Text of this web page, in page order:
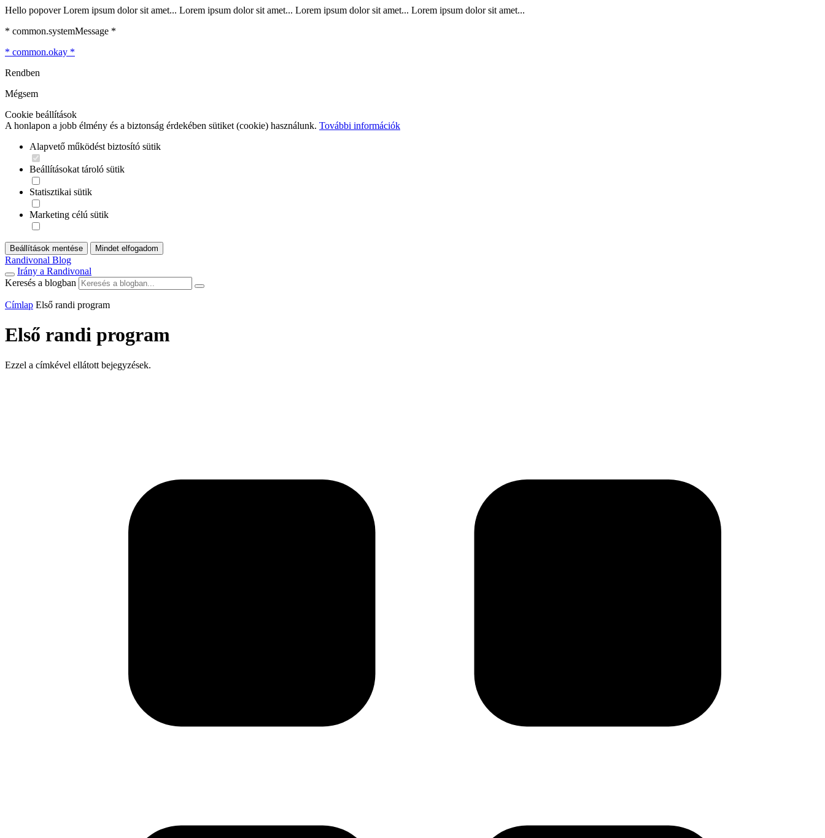
Hello popover Lorem ipsum dolor sit amet... Lorem ipsum dolor sit amet... Lorem ipsum dolor sit amet... Lorem ipsum dolor sit amet...
* common.systemMessage *
* common.okay *
Rendben
Mégsem
Cookie beállítások
A honlapon a jobb élmény és a biztonság érdekében sütiket (cookie) használunk. További információk
Alapvető működést biztosító sütik
Beállításokat tároló sütik
Statisztikai sütik
Marketing célú sütik
Beállítások mentése Mindet elfogadom
Randivonal Blog
Irány a Randivonal
Keresés a blogban
Címlap Első randi program
Első randi program
Ezzel a címkével ellátott bejegyzések.